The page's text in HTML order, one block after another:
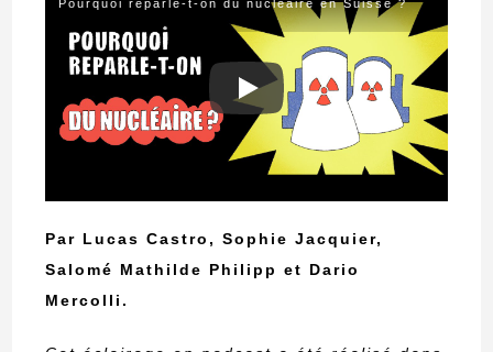
Pourquoi reparle-t-on du nucléaire en Suisse ?
Par Lucas Castro, Sophie Jacquier,
Salomé Mathilde Philipp et Dario
Mercolli.